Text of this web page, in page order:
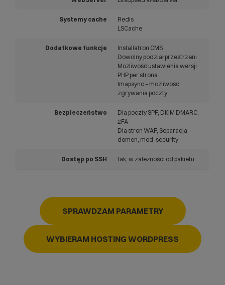
Systemy cache
Redis
LSCache
Dodatkowe funkcje
Installatron CMS
Dowolny podział przestrzeni
Możliwość ustawienia wersji
PHP per strona
Imapsync – możliwość
zgrywania poczty
Bezpieczeństwo
Dla poczty SPF, DKIM DMARC,
2FA
Dla stron WAF, Separacja
domen, mod_security
Dostęp po SSH tak, w zależności od pakietu
SPRAWDZAM PARAMETRY
WYBIERAM HOSTING WORDPRESS